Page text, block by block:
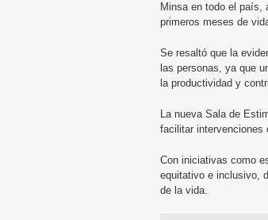
Minsa en todo el país,
primeros meses de
Se resaltó que la
las personas, ya que
la productividad y
La nueva Sala de
facilitar intervenciones
Con iniciativas como
equitativo e inclusivo,
de la vida.